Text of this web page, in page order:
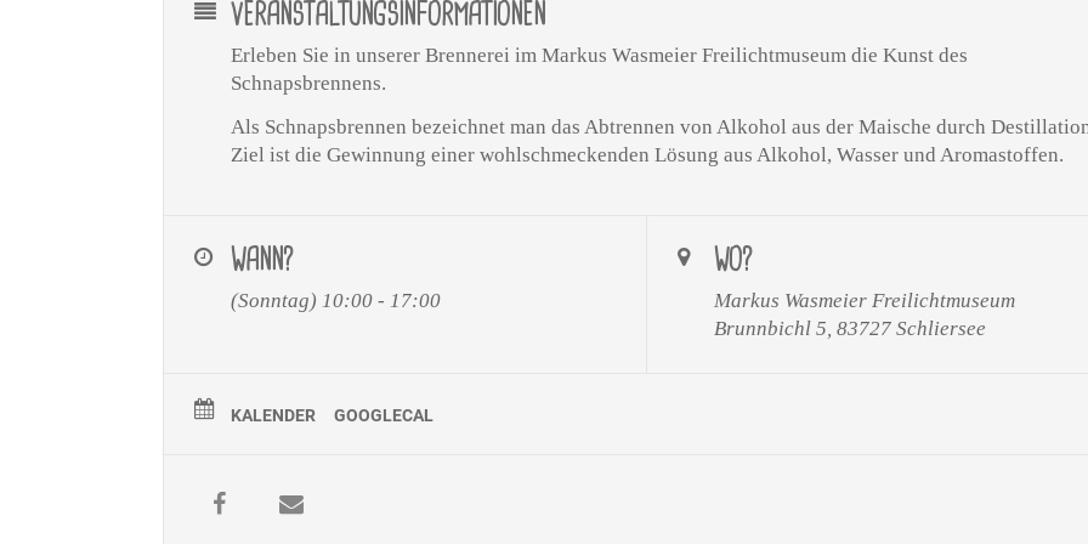
VERANSTALTUNGSINFORMATIONEN
Erleben Sie in unserer Brennerei im Markus Wasmeier Freilichtmuseum die Kunst des
Schnapsbrennens.
Als Schnapsbrennen bezeichnet man das Abtrennen von Alkohol aus der Maische durch
Ziel ist die Gewinnung einer wohlschmeckenden Lösung aus Alkohol, Wasser und Aromastoffen.
WANN?
(Sonntag) 10:00 - 17:00
WO?
Markus Wasmeier Freilichtmuseum
Brunnbichl 5, 83727 Schliersee
KALENDER GOOGLECAL